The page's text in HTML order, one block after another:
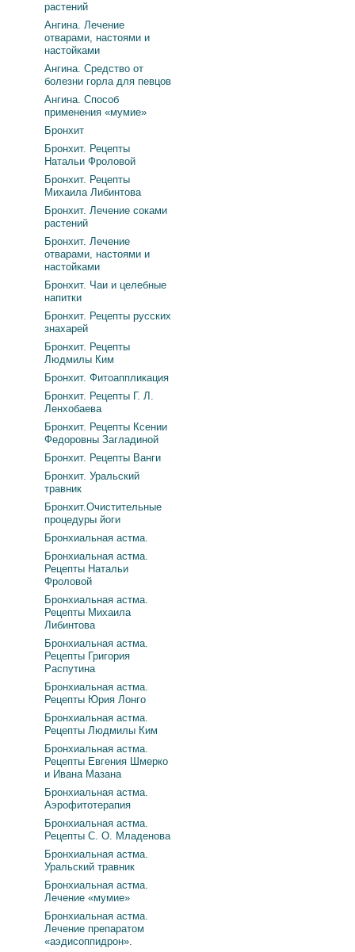
растений
Ангина. Лечение
отварами, настоями и
настойками
Ангина. Средство от
болезни горла для певцов
Ангина. Способ
применения «мумие»
Бронхит
Бронхит. Рецепты
Натальи Фроловой
Бронхит. Рецепты
Михаила Либинтова
Бронхит. Лечение соками
растений
Бронхит. Лечение
отварами, настоями и
настойками
Бронхит. Чаи и целебные
напитки
Бронхит. Рецепты русских
знахарей
Бронхит. Рецепты
Людмилы Ким
Бронхит. Фитоаппликация
Бронхит. Рецепты Г. Л.
Ленхобаева
Бронхит. Рецепты Ксении
Федоровны Загладиной
Бронхит. Рецепты Ванги
Бронхит. Уральский
травник
Бронхит.Очистительные
процедуры йоги
Бронхиальная астма.
Бронхиальная астма.
Рецепты Натальи
Фроловой
Бронхиальная астма.
Рецепты Михаила
Либинтова
Бронхиальная астма.
Рецепты Григория
Распутина
Бронхиальная астма.
Рецепты Юрия Лонго
Бронхиальная астма.
Рецепты Людмилы Ким
Бронхиальная астма.
Рецепты Евгения Шмерко
и Ивана Мазана
Бронхиальная астма.
Аэрофитотерапия
Бронхиальная астма.
Рецепты С. О. Младенова
Бронхиальная астма.
Уральский травник
Бронхиальная астма.
Лечение «мумие»
Бронхиальная астма.
Лечение препаратом
«аэдисоппидрон».